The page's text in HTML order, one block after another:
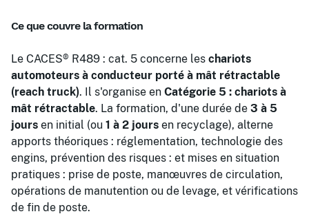
Ce que couvre la formation
Le CACES® R489 : cat. 5 concerne les chariots
automoteurs à conducteur porté à mât rétractable
(reach truck). Il s'organise en Catégorie 5 : chariots à
mât rétractable. La formation, d'une durée de 3 à 5
jours en initial (ou 1 à 2 jours en recyclage), alterne
apports théoriques : réglementation, technologie des
engins, prévention des risques : et mises en situation
pratiques : prise de poste, manœuvres de circulation,
opérations de manutention ou de levage, et vérifications
de fin de poste.